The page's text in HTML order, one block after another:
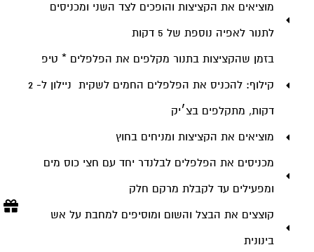
מוציאים את הקציצות והופכים לצד השני ומכניסים
לתנור לאפיה נוספת של 5 דקות
בזמן שהקציצות בתנור מקלפים את הפלפלים * טיפ
קילוף: להכניס את הפלפלים החמים לשקית ניילון ל- 2
דקות, מתקלפים בצ׳יק
מוציאים את הקציצות ומניחים בחוץ
מכניסים את הפלפלים לבלנדר יחד עם חצי כוס מים
ומפעילים עד לקבלת מרקם חלק
קוצצים את הבצל והשום ומוסיפים למחבת על אש
בינונית